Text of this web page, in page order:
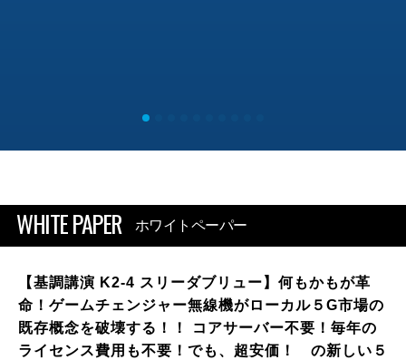
WHITE PAPER ホワイトペーパー
【基調講演 K2-4 スリーダブリュー】何もかもが革
命！ゲームチェンジャー無線機がローカル５G市場の
既存概念を破壊する！！ コアサーバー不要！毎年の
ライセンス費用も不要！でも、超安価！ の新しい５